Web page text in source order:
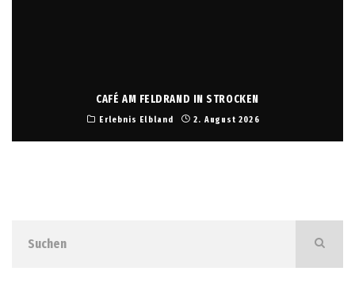
CAFÉ AM FELDRAND IN STROCKEN
Erlebnis Elbland 2. August 2026